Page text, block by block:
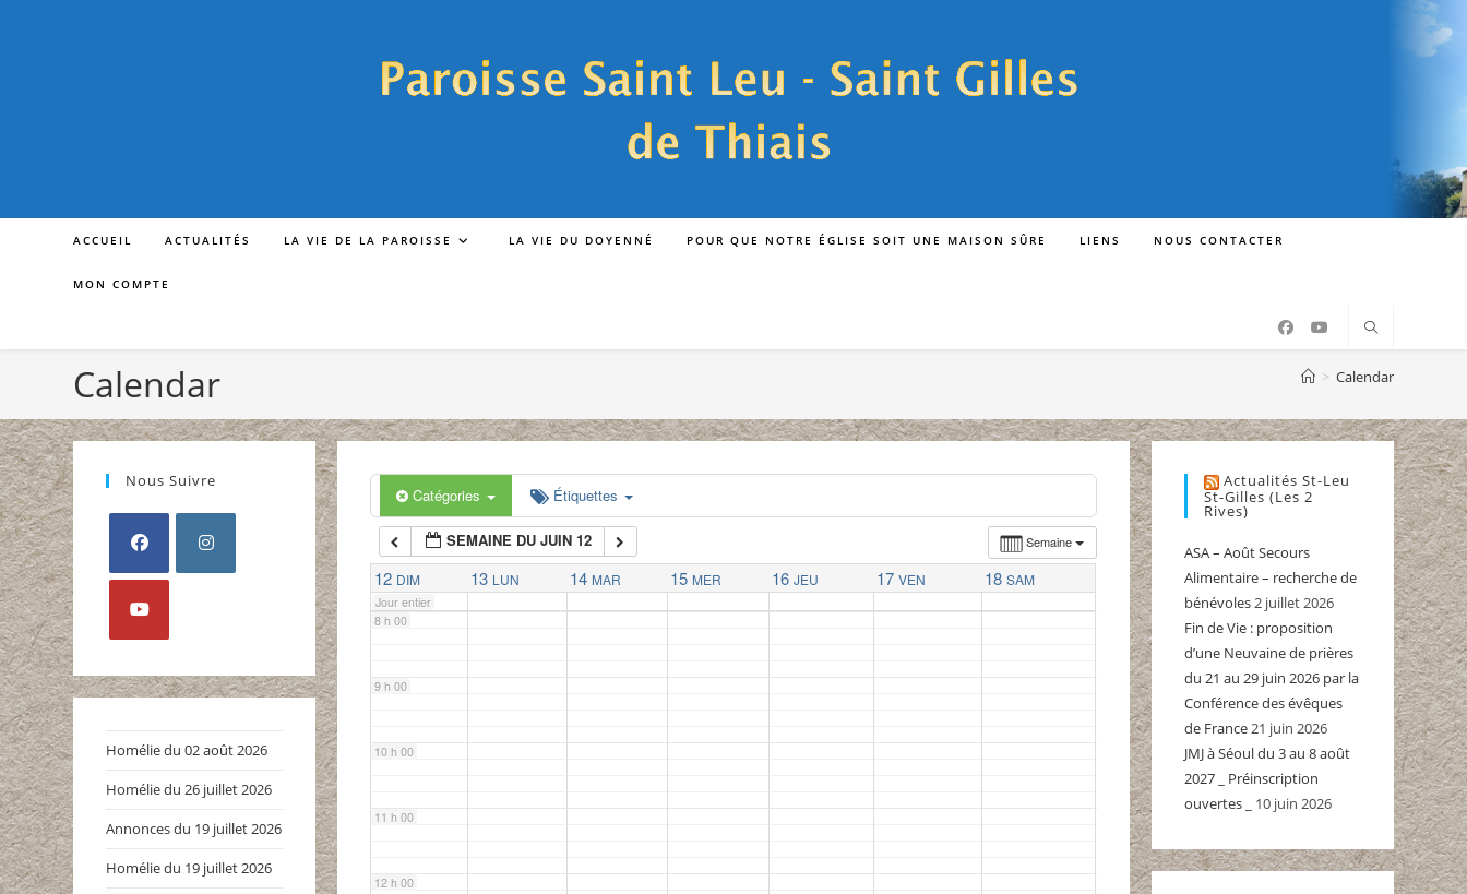
ACCUEIL ACTUALITÉS LA VIE DE LA PAROISSE LA VIE DU DOYENNÉ POUR QUE NOTRE ÉGLISE SOIT UNE MAISON SÛRE LIENS NOUS CONTACTER
MON COMPTE
Calendar > Calendar
Catégories Étiquettes
Semaine
SEMAINE DU JUIN 12
12 DIM 13 LUN 14 MAR 15 MER 16 JEU 17 VEN 18 SAM
Jour entier
0 h 00
5 h 00
6 h 00
7 h 00
8 h 00
9 h 00
10 h 00
11 h 00
12 h 00
Nous Suivre
S’ouvre
dans
un
onglet
onglet
dans
onglet
Homélie du 02 août 2026
Homélie du 26 juillet 2026
Annonces du 19 juillet 2026
Homélie du 19 juillet 2026
Actualités St-Leu
St-Gilles (Les 2
Rives)
ASA – Août Secours
Alimentaire – recherche de
bénévoles 2 juillet 2026
Fin de Vie : proposition
d’une Neuvaine de prières
du 21 au 29 juin 2026 par la
Conférence des évêques
de France 21 juin 2026
JMJ à Séoul du 3 au 8 août
2027 _ Préinscription
ouvertes _
10 juin 2026